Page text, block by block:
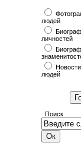
людей
личностей
людей
Поиск